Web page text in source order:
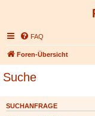
FAQ
Foren-Übersicht
Suche
SUCHANFRAGE